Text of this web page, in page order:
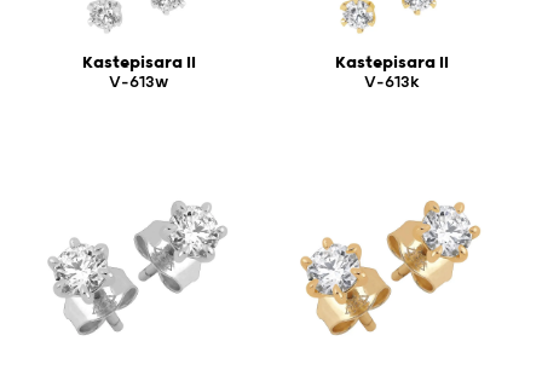
Kastepisara II
V-613w
Kastepisara II
V-613k